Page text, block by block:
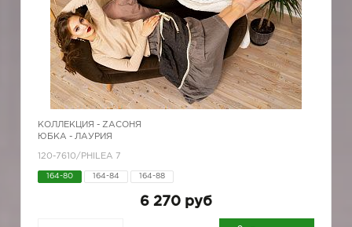
КОЛЛЕКЦИЯ - ZAСОНЯ
ЮБКА - ЛАУРИЯ
120-7610/PHILEA 7
164-80 164-84 164-88
6 270 руб